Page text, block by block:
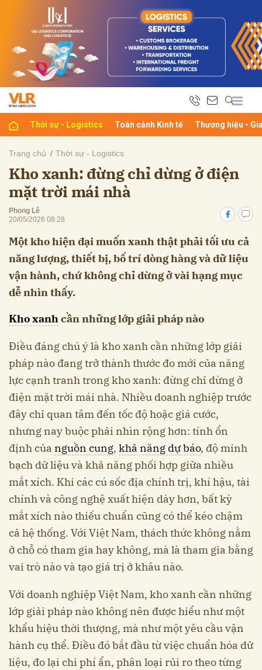
Thời sự - Logistics Toàn cảnh Kinh tế Thương hiệu -
Trang chủ Thời sự - Logistics
Kho xanh: đừng chỉ dừng ở điện
mặt trời mái nhà
Phong Lê
20/05/2026 08:28
Một kho hiện đại muốn xanh thật phải tối ưu cả
năng lượng, thiết bị, bố trí dòng hàng và dữ liệu
vận hành, chứ không chỉ dừng ở vài hạng mục
dễ nhìn thấy.
Kho xanhcần những lớp giải pháp nào
Điều đáng chú ý là kho xanh cần những lớp giải
pháp nào đang trở thành thước đo mới của năng
lực cạnh tranh trong kho xanh: đừng chỉ dừng ở
điện mặt trời mái nhà. Nhiều doanh nghiệp trước
đây chỉ quan tâm đến tốc độ hoặc giá cước,
nhưng nay buộc phải nhìn rộng hơn: tính ổn
định của nguồn cung, khả năng dự báo, độ minh
bạch dữ liệu và khả năng phối hợp giữa nhiều
mắt xích. Khi các cú sốc địa chính trị, khí hậu, tài
chính và công nghệ xuất hiện dày hơn, bất kỳ
mắt xích nào thiếu chuẩn cũng có thể kéo chậm
cả hệ thống. Với Việt Nam, thách thức không nằm
ở chỗ có tham gia hay không, mà là tham gia bằng
vai trò nào và tạo giá trị ở khâu nào.
Với doanh nghiệp Việt Nam, kho xanh cần những
lớp giải pháp nào không nên được hiểu như một
khẩu hiệu thời thượng, mà như một yêu cầu vận
hành cụ thể. Điều đó bắt đầu từ việc chuẩn hóa dữ
liệu, đo lại chi phí ẩn, phân loại rủi ro theo từng
luận
Hủy